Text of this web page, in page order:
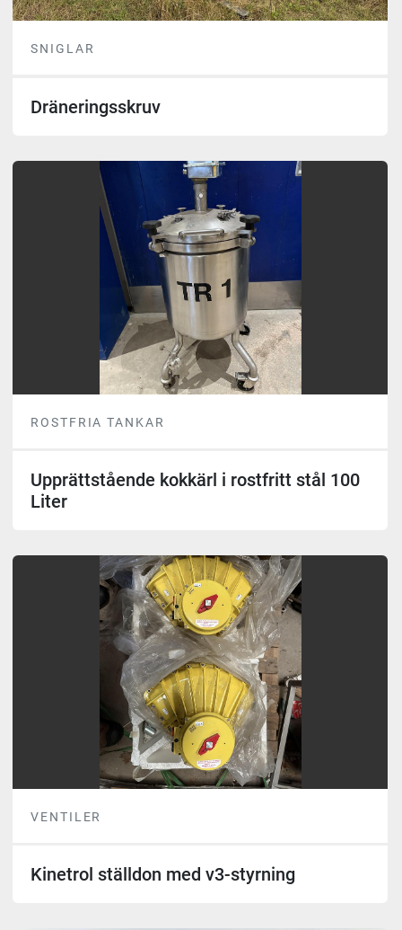
SNIGLAR
Dräneringsskruv
ROSTFRIA TANKAR
Upprättstående kokkärl i rostfritt stål 100
Liter
VENTILER
Kinetrol ställdon med v3-styrning